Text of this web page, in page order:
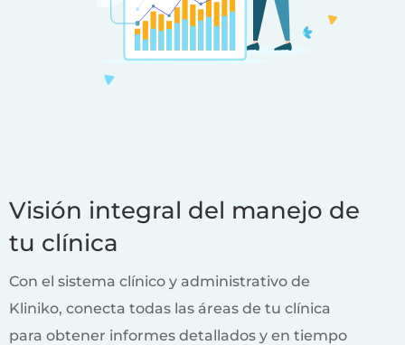
Visión integral del manejo de
tu clínica
Con el sistema clínico y administrativo de
Kliniko, conecta todas las áreas de tu clínica
para obtener informes detallados y en tiempo